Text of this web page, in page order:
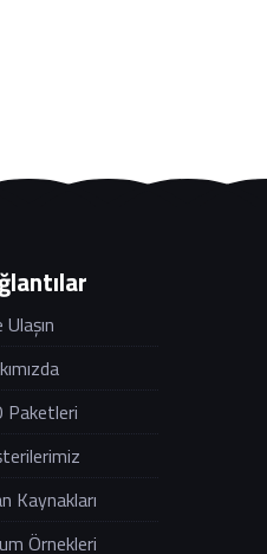
Paketleri
Kaynakları
Örnekleri